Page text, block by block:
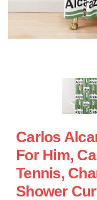
Carlos
For Him,
Tennis,
Shower